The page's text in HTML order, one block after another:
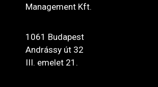
Management Kft.
1061 Budapest
Andrássy út 32
III. emelet 21.